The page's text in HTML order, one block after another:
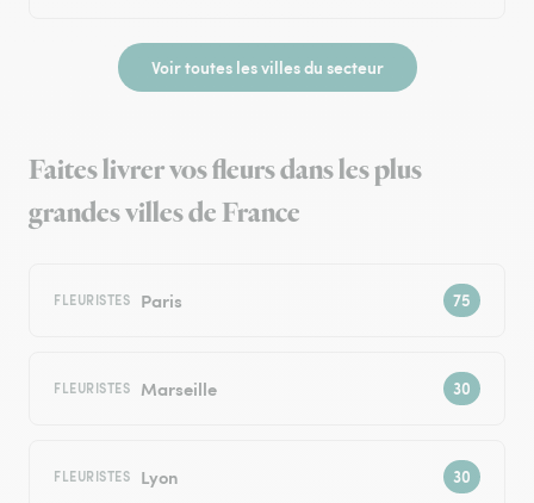
Voir toutes les villes du secteur
Faites livrer vos fleurs dans les plus
grandes villes de France
FLEURISTES Paris
FLEURISTES Marseille
FLEURISTES Lyon